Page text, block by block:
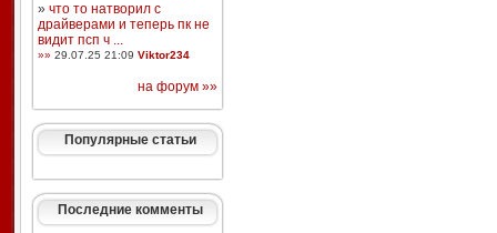
» что то натворил с
драйверами и теперь пк не
видит псп ч ...
»» 29.07.25 21:09 Viktor234
на форум »»
Популярные статьи
Последние комменты